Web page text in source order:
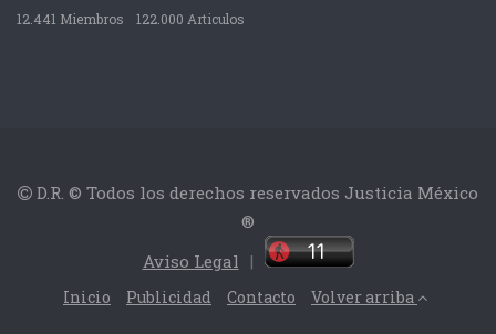
12.441 Miembros 122.000 Articulos
D.R. © Todos los derechos reservados Justicia México
®
Aviso Legal |
Inicio Publicidad Contacto Volver arriba